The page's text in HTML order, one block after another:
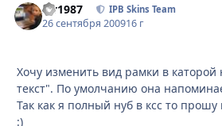
siv1987 IPB Skins Team
26 сентября 200916 г
Хочу изменить вид рамки в каторой
текст". По умолчанию она
Так как я полный нуб в ксс то
:)